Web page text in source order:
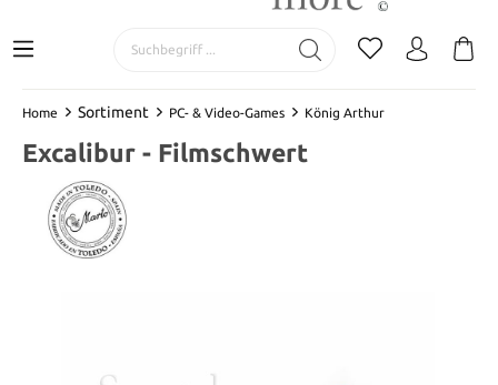
Home Sortiment PC- & Video-Games König Arthur
Excalibur - Filmschwert